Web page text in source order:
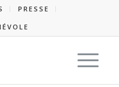
PRESSE